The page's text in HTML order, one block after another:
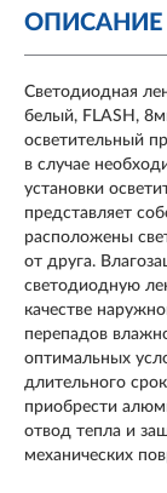
ОПИСАНИЕ
Светодиодная
белый, FLASH,
осветительный
в случае
установки
представляет
расположены
от друга.
светодиодную
качестве
перепадов
оптимальных
длительного
приобрести
отвод тепла и
механических